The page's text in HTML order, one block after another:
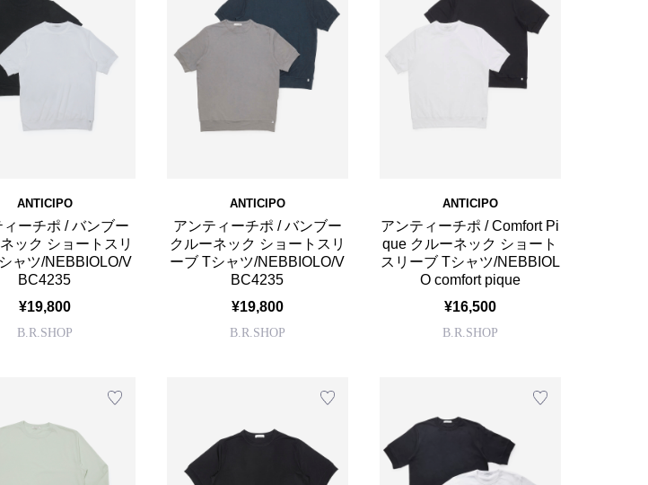
ANTICIPO
ィーチポ / バンブー
ック ショートスリ
ャツ/NEBBIOLO/V
BC4235
¥19,800
B.R.SHOP
ANTICIPO
アンティーチポ / バンブー
クルーネック ショートスリ
ーブ Tシャツ/NEBBIOLO/V
BC4235
¥19,800
B.R.SHOP
ANTICIPO
アンティーチポ / Comfort Pi
que クルーネック ショート
スリーブ Tシャツ/NEBBIOL
O comfort pique
¥16,500
B.R.SHOP